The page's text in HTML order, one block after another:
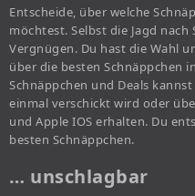
Entscheide, über welche
möchtest. Selbst die Jagd
Vergnügen. Du hast die Wahl
über die besten Schnäppchen
Schnäppchen und Deals
einmal verschickt wird oder
und Apple IOS erhalten. Du
besten Schnäppchen.
… unschlagbar